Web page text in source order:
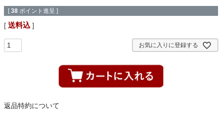
[ 38 ポイント進呈 ]
送料込
お気に入りに登録する
返品特約について